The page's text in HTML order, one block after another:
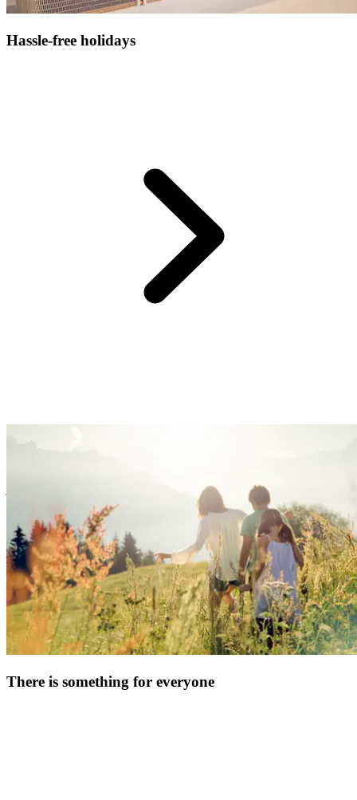
Hassle-free holidays
There is something for everyone